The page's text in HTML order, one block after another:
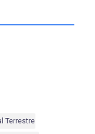
Terrestre